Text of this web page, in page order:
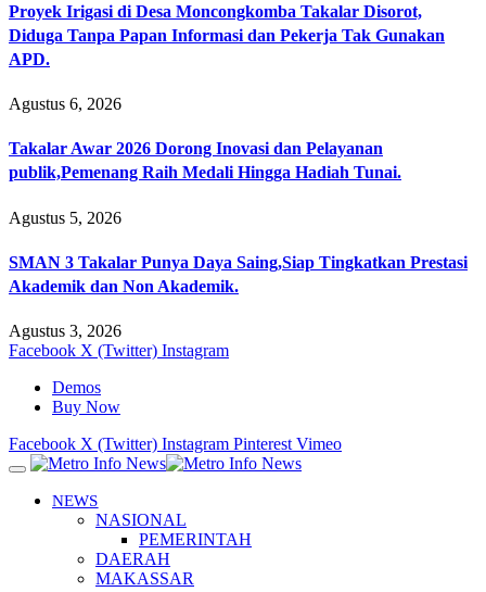
Proyek Irigasi di Desa Moncongkomba Takalar Disorot,
Diduga Tanpa Papan Informasi dan Pekerja Tak Gunakan
APD.
Agustus 6, 2026
Takalar Awar 2026 Dorong Inovasi dan Pelayanan
publik,Pemenang Raih Medali Hingga Hadiah Tunai.
Agustus 5, 2026
SMAN 3 Takalar Punya Daya Saing,Siap Tingkatkan Prestasi
Akademik dan Non Akademik.
Agustus 3, 2026
Facebook X (Twitter) Instagram
Demos
Buy Now
Facebook X (Twitter) Instagram Pinterest Vimeo
NEWS
NASIONAL
PEMERINTAH
DAERAH
MAKASSAR